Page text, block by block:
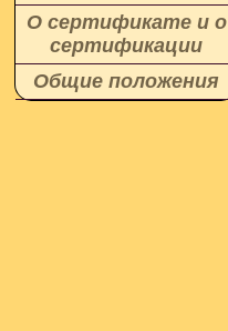
О сертификате и о
сертификации
Общие положения